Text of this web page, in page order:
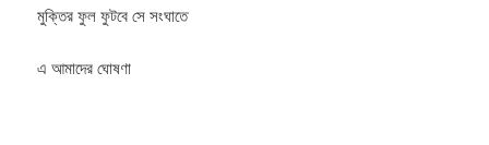
মুক্তির ফুল ফুটবে সে সংঘাতে
এ আমাদের ঘোষণা